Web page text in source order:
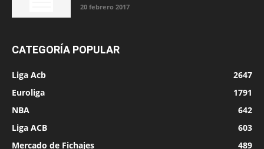
20 febrero 2017
CATEGORÍA POPULAR
Liga Acb
2647
Euroliga
1791
NBA
642
Liga ACB
603
Mercado de Fichajes
489